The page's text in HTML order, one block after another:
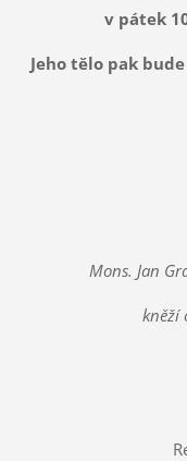
v pátek
Jeho tělo pak
Mons. Jan
kněží